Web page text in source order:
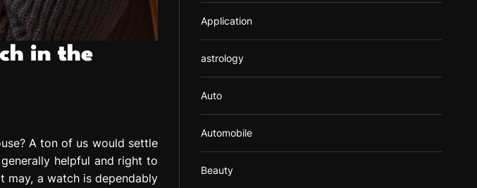
in the
A ton of us would settle
helpful and right to
may, a watch is dependably
Application
astrology
Auto
Automobile
Beauty